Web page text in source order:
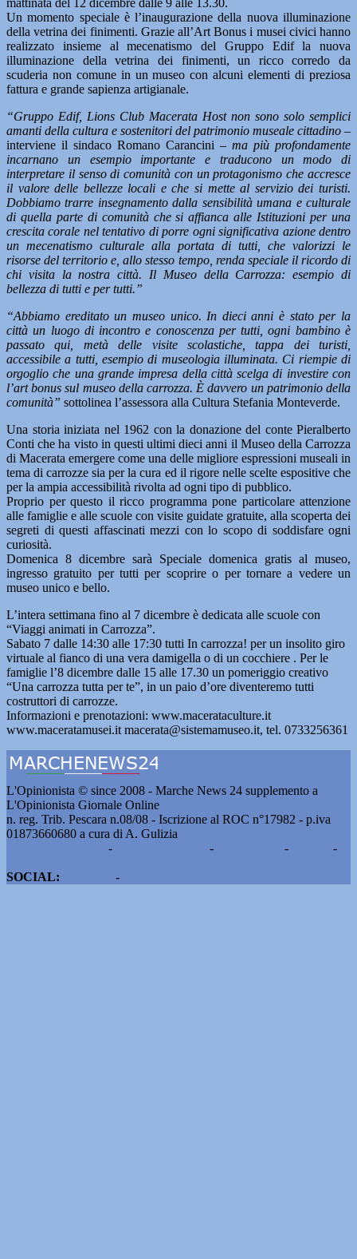
mattinata del 12 dicembre dalle 9 alle 13.30.
Un momento speciale è l’inaugurazione della nuova illuminazione
della vetrina dei finimenti. Grazie all’Art Bonus i musei civici hanno
realizzato insieme al mecenatismo del Gruppo Edif la nuova
illuminazione della vetrina dei finimenti, un ricco corredo da
scuderia non comune in un museo con alcuni elementi di preziosa
fattura e grande sapienza artigianale.
“Gruppo Edif, Lions Club Macerata Host non sono solo semplici
amanti della cultura e sostenitori del patrimonio museale cittadino –
interviene il sindaco Romano Carancini – ma più profondamente
incarnano un esempio importante e traducono un modo di
interpretare il senso di comunità con un protagonismo che accresce
il valore delle bellezze locali e che si mette al servizio dei turisti.
Dobbiamo trarre insegnamento dalla sensibilità umana e culturale
di quella parte di comunità che si affianca alle Istituzioni per una
crescita corale nel tentativo di porre ogni significativa azione dentro
un mecenatismo culturale alla portata di tutti, che valorizzi le
risorse del territorio e, allo stesso tempo, renda speciale il ricordo di
chi visita la nostra città. Il Museo della Carrozza: esempio di
bellezza di tutti e per tutti.”
“Abbiamo ereditato un museo unico. In dieci anni è stato per la
città un luogo di incontro e conoscenza per tutti, ogni bambino è
passato qui, metà delle visite scolastiche, tappa dei turisti,
accessibile a tutti, esempio di museologia illuminata. Ci riempie di
orgoglio che una grande impresa della città scelga di investire con
l’art bonus sul museo della carrozza. È davvero un patrimonio della
comunità” sottolinea l’assessora alla Cultura Stefania Monteverde.
Una storia iniziata nel 1962 con la donazione del conte Pieralberto
Conti che ha visto in questi ultimi dieci anni il Museo della Carrozza
di Macerata emergere come una delle migliore espressioni museali in
tema di carrozze sia per la cura ed il rigore nelle scelte espositive che
per la ampia accessibilità rivolta ad ogni tipo di pubblico.
Proprio per questo il ricco programma pone particolare attenzione
alle famiglie e alle scuole con visite guidate gratuite, alla scoperta dei
segreti di questi affascinati mezzi con lo scopo di soddisfare ogni
curiosità.
Domenica 8 dicembre sarà Speciale domenica gratis al museo,
ingresso gratuito per tutti per scoprire o per tornare a vedere un
museo unico e bello.
L’intera settimana fino al 7 dicembre è dedicata alle scuole con
“Viaggi animati in Carrozza”.
Sabato 7 dalle 14:30 alle 17:30 tutti In carrozza! per un insolito giro
virtuale al fianco di una vera damigella o di un cocchiere . Per le
famiglie l’8 dicembre dalle 15 alle 17.30 un pomeriggio creativo
“Una carrozza tutta per te”, in un paio d’ore diventeremo tutti
costruttori di carrozze.
Informazioni e prenotazioni: www.macerataculture.it
www.maceratamusei.it macerata@sistemamuseo.it, tel. 0733256361
L'Opinionista © since 2008 - Marche News 24 supplemento a
L'Opinionista Giornale Online
n. reg. Trib. Pescara n.08/08 - Iscrizione al ROC n°17982 - p.iva
01873660680 a cura di A. Gulizia
- - -
-
SOCIAL:
-